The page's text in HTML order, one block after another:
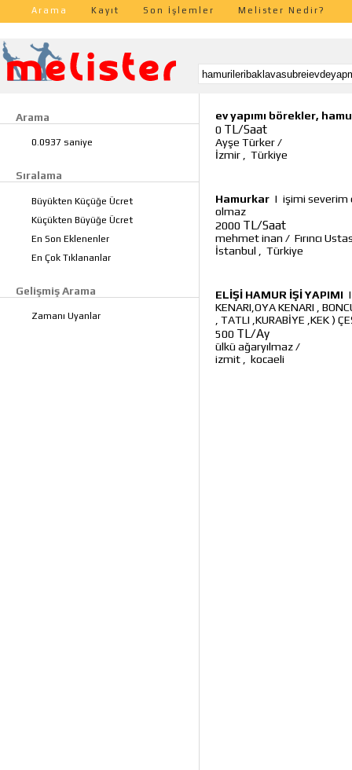
Arama Kayıt Son İşlemler Melister Nedir?
Arama
0.0937 saniye
Sıralama
Büyükten Küçüğe Ücret
Küçükten Büyüğe Ücret
En Son Eklenenler
En Çok Tıklananlar
Gelişmiş Arama
Zamanı Uyanlar
ev yapımı börekler,
0 TL/Saat
Ayşe Türker/
İzmir
Türkiye
Hamurkar | işimi severim
olmaz
2000 TL/Saat
mehmet inan / Fırıncı
İstanbul
Türkiye
ELİŞİ HAMUR İŞİ YAPIMI
KENARI,OYA KENARI ,
, TATLI ,KURABİYE ,KEK )
500 TL/Ay
ülkü ağaryılmaz/
izmit
kocaeli